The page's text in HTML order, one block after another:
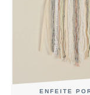
ENFEITE